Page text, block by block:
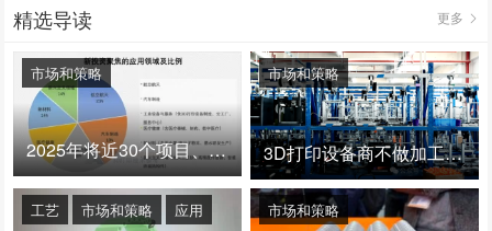
精选导读 更多
2025年将近30个项目、150亿投资：3D打印真的迎来爆发拐点了吗
市场和策略
3D打印设备商不做加工服务，就成了旁观者！
市场和策略
工艺 市场和策略 应用 市场和策略